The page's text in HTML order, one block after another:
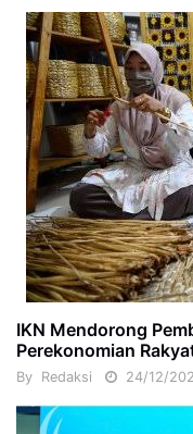
IKN Mendorong
Perekonomian
By Redaksi 24/12/